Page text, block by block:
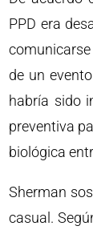
PPD era
de un
habría sido
preventiva
biológica
Sherman
casual.